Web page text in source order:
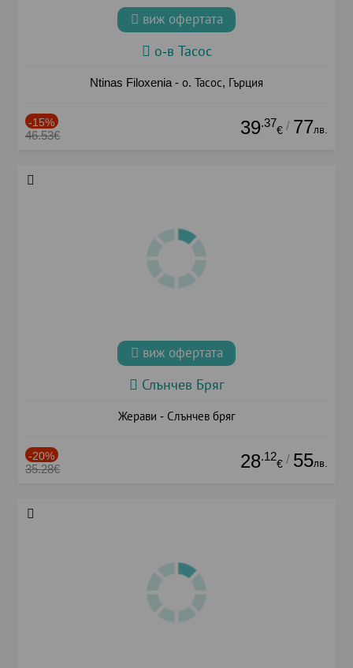
виж офертата
о-в Тасос
Ntinas Filoxenia - о. Тасос, Гърция
-15%
46.53€ 39.37
€ / 77лв.
виж офертата
Слънчев Бряг
Жерави - Слънчев бряг
-20%
35.28€ 28.12
€ / 55лв.